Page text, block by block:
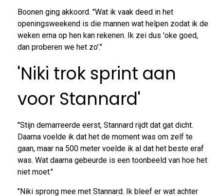
Boonen ging akkoord. "Wat ik vaak deed in het
openingsweekend is die mannen wat helpen zodat ik de
weken erna op hen kan rekenen. Ik zei dus 'oke goed,
dan proberen we het zo'."
'Niki trok sprint aan
voor Stannard'
"Stijn demarreerde eerst, Stannard rijdt dat gat dicht.
Daarna voelde ik dat het de moment was om zelf te
gaan, maar na 500 meter voelde ik al dat het beste eraf
was. Wat daarna gebeurde is een toonbeeld van hoe het
niet moet."
"Niki sprong mee met Stannard. Ik bleef er wat achter